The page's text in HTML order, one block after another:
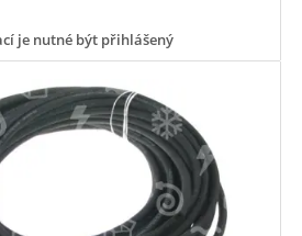
je nutné být přihlášený